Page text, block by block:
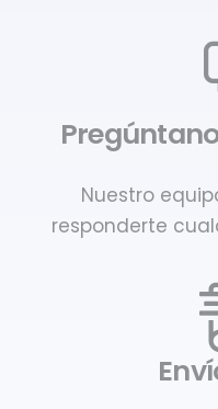
Nuestro
responderte